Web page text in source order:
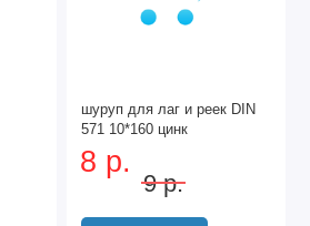
шуруп для лаг и реек DIN
571 10*160 цинк
8 р.
9 р.